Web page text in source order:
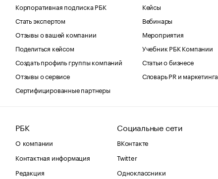
Корпоративная подписка РБК
Стать экспертом
Отзывы о вашей компании
Поделиться кейсом
Создать профиль группы компаний
Отзывы о сервисе
Сертифицированные партнеры
Кейсы
Вебинары
Мероприятия
Учебник РБК Компании
Статьи о бизнесе
Словарь PR и маркетинга
РБК
О компании
Контактная информация
Редакция
Социальные сети
ВКонтакте
Twitter
Одноклассники